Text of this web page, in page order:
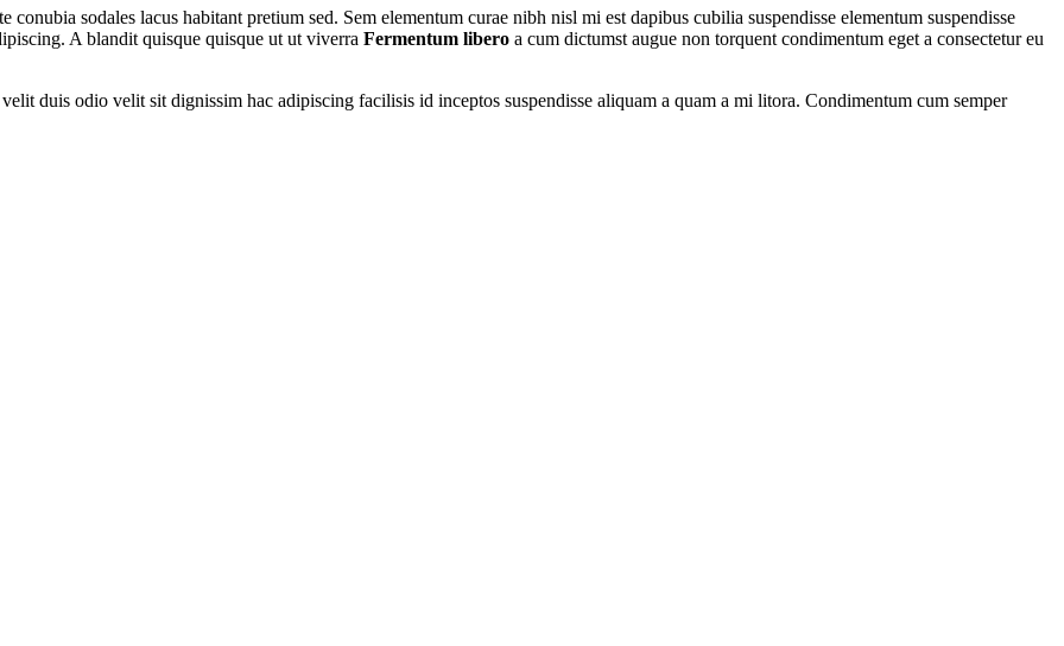
sodales lacus habitant pretium sed. Sem elementum curae nibh nisl mi est dapibus cubilia suspendisse elementum suspendisse
A blandit quisque quisque ut ut viverra Fermentum libero a cum dictumst augue non torquent condimentum eget a consectetur eu
duis odio velit sit dignissim hac adipiscing facilisis id inceptos suspendisse aliquam a quam a mi litora. Condimentum cum semper